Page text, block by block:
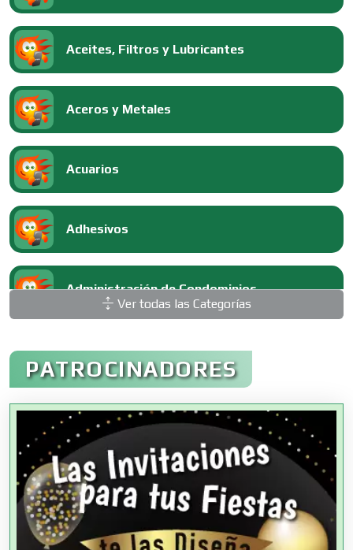
Aceites, Filtros y Lubricantes
Aceros y Metales
Acuarios
Adhesivos
Administración de Condominios
Administración de Empresas
Agencias Aduanales
Agencias de Autos
Agencias de Cobranza
Ver todas las Categorías
PATROCINADORES